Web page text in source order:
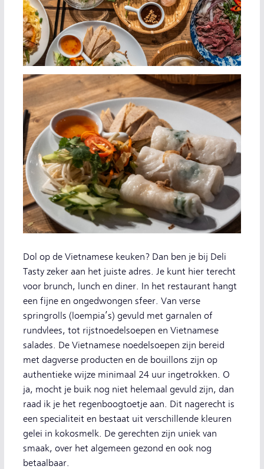
Dol op de Vietnamese keuken? Dan ben je bij Deli
Tasty zeker aan het juiste adres. Je kunt hier terecht
voor brunch, lunch en diner. In het restaurant hangt
een fijne en ongedwongen sfeer. Van verse
springrolls (loempia’s) gevuld met garnalen of
rundvlees, tot rijstnoedelsoepen en Vietnamese
salades. De Vietnamese noedelsoepen zijn bereid
met dagverse producten en de bouillons zijn op
authentieke wijze minimaal 24 uur ingetrokken. O
ja, mocht je buik nog niet helemaal gevuld zijn, dan
raad ik je het regenboogtoetje aan. Dit nagerecht is
een specialiteit en bestaat uit verschillende kleuren
gelei in kokosmelk. De gerechten zijn uniek van
smaak, over het algemeen gezond en ook nog
betaalbaar.